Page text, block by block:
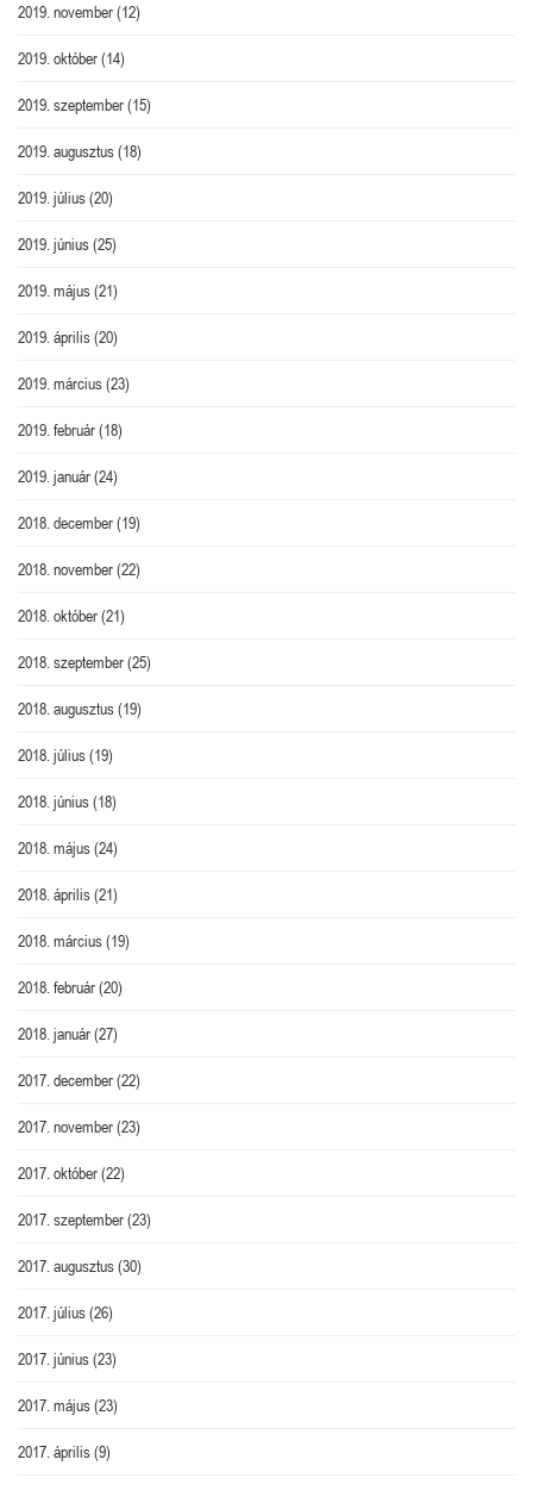
2019. november(12)
2019. október(14)
2019. szeptember(15)
2019. augusztus(18)
2019. július(20)
2019. június(25)
2019. május(21)
2019. április(20)
2019. március(23)
2019. február(18)
2019. január(24)
2018. december(19)
2018. november(22)
2018. október(21)
2018. szeptember(25)
2018. augusztus(19)
2018. július(19)
2018. június(18)
2018. május(24)
2018. április(21)
2018. március(19)
2018. február(20)
2018. január(27)
2017. december(22)
2017. november(23)
2017. október(22)
2017. szeptember(23)
2017. augusztus(30)
2017. július(26)
2017. június(23)
2017. május(23)
2017. április(9)